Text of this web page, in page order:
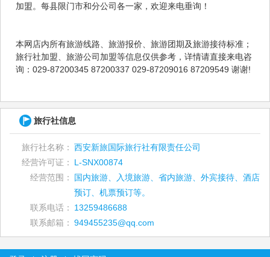
加盟。每县限门市和分公司各一家，欢迎来电垂询！
本网店内所有旅游线路、旅游报价、旅游团期及旅游接待标准；
旅行社加盟、旅游公司加盟等信息仅供参考，详情请直接来电咨
询：029-87200345 87200337 029-87209016 87209549 谢谢!
旅行社信息
旅行社名称： 西安新旅国际旅行社有限责任公司
经营许可证：
L-SNX00874
经营范围：
国内旅游、入境旅游、省内旅游、外宾接待、酒店
预订、机票预订等。
联系电话：
13259486688
联系邮箱： 949455235@qq.com